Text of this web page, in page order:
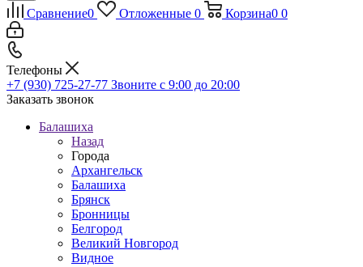
Сравнение0 Отложенные 0 Корзина0 0
Телефоны
+7 (930) 725-27-77 Звоните с 9:00 до 20:00
Заказать звонок
Балашиха
Назад
Города
Архангельск
Балашиха
Брянск
Бронницы
Белгород
Великий Новгород
Видное